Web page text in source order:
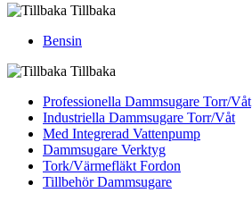
Tillbaka
Bensin
Tillbaka
Professionella Dammsugare Torr/Våt
Industriella Dammsugare Torr/Våt
Med Integrerad Vattenpump
Dammsugare Verktyg
Tork/Värmefläkt Fordon
Tillbehör Dammsugare